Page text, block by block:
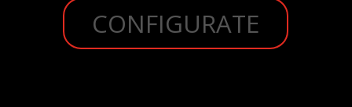
CONFIGURATE